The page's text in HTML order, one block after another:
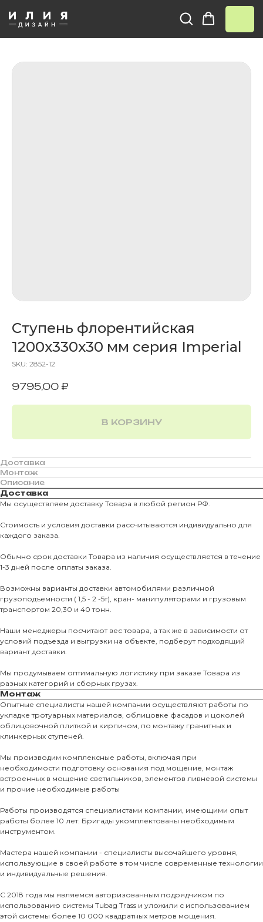
Ступень флорентийская
1200х330х30 мм серия Imperial
SKU: 2852-12
9795,00 ₽
В КОРЗИНУ
Доставка
Монтаж
Описание
Доставка
Мы осуществляем доставку Товара в любой регион РФ.
Стоимость и условия доставки рассчитываются индивидуально для
каждого заказа.
Обычно срок доставки Товара из наличия осуществляется в течение
1-3 дней после оплаты заказа.
Возможны варианты доставки автомобилями различной
грузоподъемности ( 1,5 - 2 -5т), кран- манипуляторами и грузовым
транспортом 20,30 и 40 тонн.
Наши менеджеры посчитают вес товара, а так же в зависимости от
условий подъезда и выгрузки на объекте, подберут подходящий
вариант доставки.
Мы продумываем оптимальную логистику при заказе Товара из
разных категорий и сборных грузах.
Монтаж
Опытные специалисты нашей компании осуществляют работы по
укладке тротуарных материалов, облицовке фасадов и цоколей
облицовочной плиткой и кирпичом, по монтажу гранитных и
клинкерных ступеней.
Мы производим комплексные работы, включая при
необходимости подготовку основания под мощение, монтаж
встроенных в мощение светильников, элементов ливневой системы
и прочие необходимые работы
Работы производятся специалистами компании, имеющими опыт
работы более 10 лет. Бригады укомплектованы необходимым
инструментом.
Мастера нашей компании - специалисты высочайшего уровня,
использующие в своей работе в том числе современные технологии
и индивидуальные решения.
С 2018 года мы являемся авторизованным подрядчиком по
использованию системы Tubag Trass и уложили с использованием
этой системы более 10 000 квадратных метров мощения.
ПОМОЩЬ
О КОМПАНИИ
Навесы,